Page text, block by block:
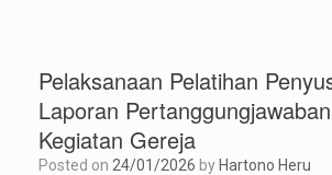
Pelaksanaan Pelatihan
Laporan
Kegiatan Gereja
Posted on 24/01/2026 byHartono Heru